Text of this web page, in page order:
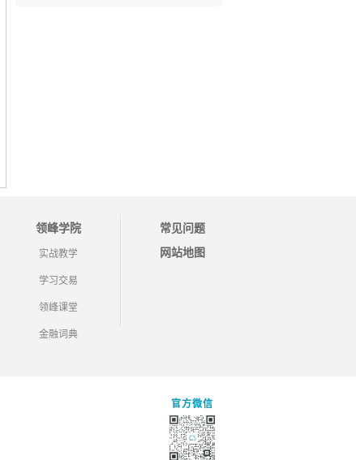
领峰学院
实战教学
学习交易
领峰课堂
金融词典
常见问题
网站地图
官方微信